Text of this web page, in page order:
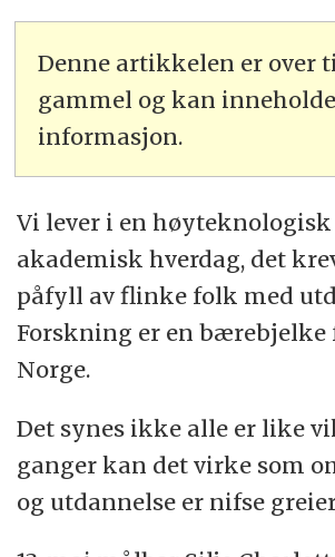
Denne artikkelen er over
gammel og kan
informasjon.
Vi lever i en høyteknologisk
akademisk hverdag, det
påfyll av flinke folk med
Forskning er en bærebjelke
Norge.
Det synes ikke alle er like
ganger kan det virke som
og utdannelse er nifse